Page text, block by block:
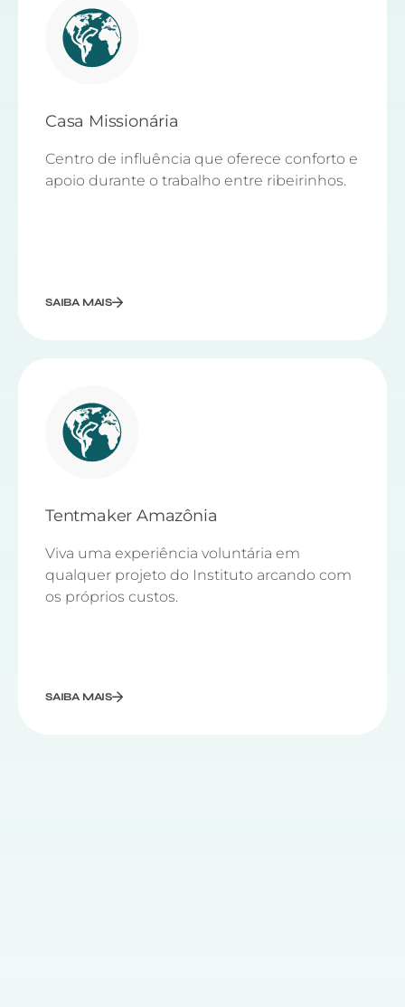
Casa Missionária
Centro de influência que oferece conforto e
apoio durante o trabalho entre ribeirinhos.
SAIBA MAIS
Tentmaker Amazônia
Viva uma experiência voluntária em
qualquer projeto do Instituto arcando com
os próprios custos.
SAIBA MAIS